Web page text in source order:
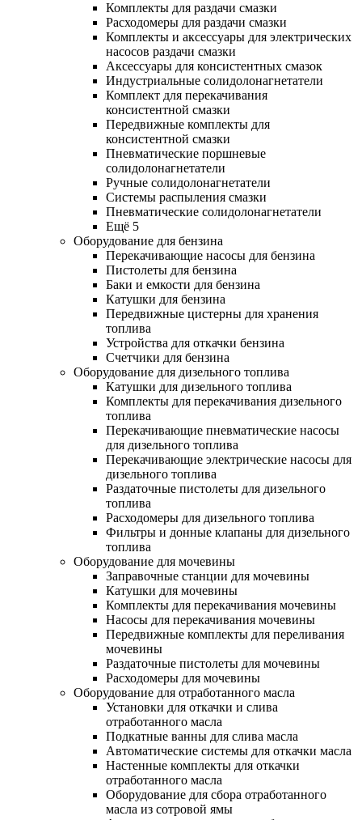
Комплекты для раздачи смазки
Расходомеры для раздачи смазки
Комплекты и аксессуары для электрических
насосов раздачи смазки
Аксессуары для консистентных смазок
Индустриальные солидолонагнетатели
Комплект для перекачивания
консистентной смазки
Передвижные комплекты для
консистентной смазки
Пневматические поршневые
солидолонагнетатели
Ручные солидолонагнетатели
Системы распыления смазки
Пневматические солидолонагнетатели
Ещё 5
Оборудование для бензина
Перекачивающие насосы для бензина
Пистолеты для бензина
Баки и емкости для бензина
Катушки для бензина
Передвижные цистерны для хранения
топлива
Устройства для откачки бензина
Счетчики для бензина
Оборудование для дизельного топлива
Катушки для дизельного топлива
Комплекты для перекачивания дизельного
топлива
Перекачивающие пневматические насосы
для дизельного топлива
Перекачивающие электрические насосы для
дизельного топлива
Раздаточные пистолеты для дизельного
топлива
Расходомеры для дизельного топлива
Фильтры и донные клапаны для дизельного
топлива
Оборудование для мочевины
Заправочные станции для мочевины
Катушки для мочевины
Комплекты для перекачивания мочевины
Насосы для перекачивания мочевины
Передвижные комплекты для переливания
мочевины
Раздаточные пистолеты для мочевины
Расходомеры для мочевины
Оборудование для отработанного масла
Установки для откачки и слива
отработанного масла
Подкатные ванны для слива масла
Автоматические системы для откачки масла
Настенные комплекты для откачки
отработанного масла
Оборудование для сбора отработанного
масла из сотровой ямы